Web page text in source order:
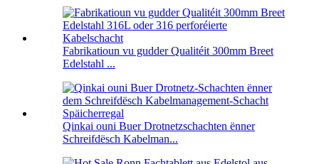
Fabrikatioun vu gudder Qualitéit 300mm Breet
Edelstahl ...
Qinkai ouni Buer Drotnetzschachten ënner
Schreifdësch Kabelman...